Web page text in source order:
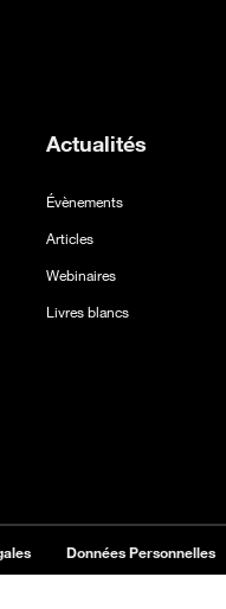
onglet
un nouvel onglet
dans un nouvel onglet
Actualités
Évènements
Articles
Webinaires
Livres blancs
Données Personnelles